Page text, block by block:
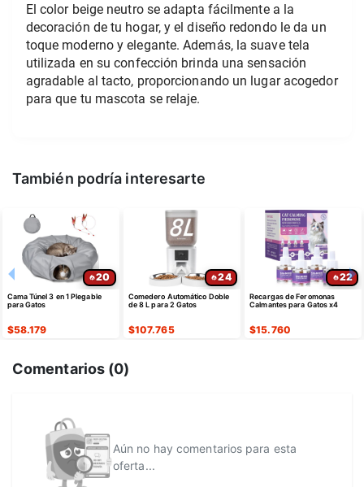
El color beige neutro se adapta fácilmente a la
decoración de tu hogar, y el diseño redondo le da un
toque moderno y elegante. Además, la suave tela
utilizada en su confección brinda una sensación
agradable al tacto, proporcionando un lugar acogedor
para que tu mascota se relaje.
También podría interesarte
20
Cama Túnel 3 en 1 Plegable
para Gatos
$58.179
24
Comedero Automático Doble
de 8 L para 2 Gatos
$107.765
22
Recargas de Feromonas
Calmantes para Gatos x4
$15.760
Comentarios (0)
Aún no hay comentarios para esta
oferta...